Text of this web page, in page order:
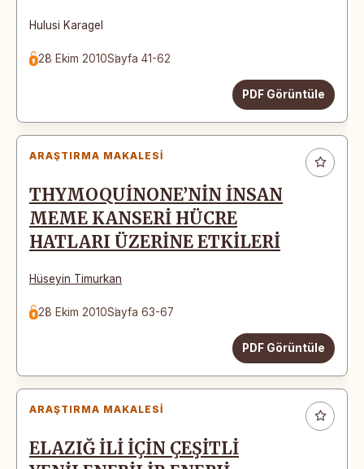
Hulusi Karagel
28 Ekim 2010Sayfa 41-62
PDF Görüntüle
ARAŞTIRMA MAKALESI
THYMOQUİNONE’NİN İNSAN
MEME KANSERİ HÜCRE
HATLARI ÜZERİNE ETKİLERİ
Hüseyin Timurkan
28 Ekim 2010Sayfa 63-67
PDF Görüntüle
ARAŞTIRMA MAKALESI
ELAZIĞ İLİ İÇİN ÇEŞİTLİ